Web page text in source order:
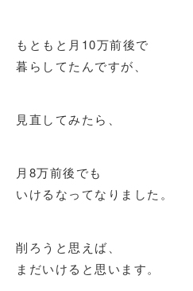
もともと月10万前後で
暮らしてたんですが、
見直してみたら、
月8万前後でも
いけるなってなりました。
削ろうと思えば、
まだいけると思います。